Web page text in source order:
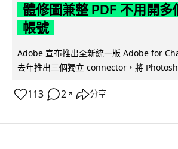
體修圖兼整 PDF 不用開多
帳號
Adobe 宣布推出全新統一版 Adobe for
去年推出三個獨立 connector，將
113 2 ↗ 分享